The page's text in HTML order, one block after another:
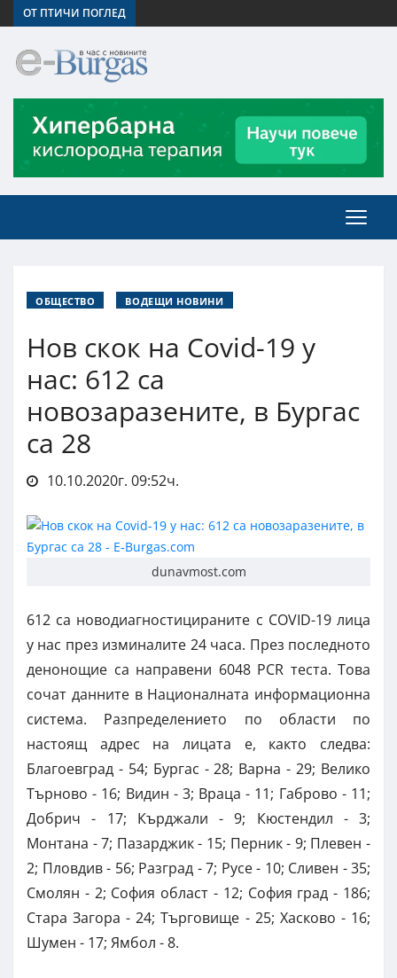
ОТ ПТИЧИ ПОГЛЕД
ОБЩЕСТВО ВОДЕЩИ НОВИНИ
Нов скок на Covid-19 у
нас: 612 са
новозаразените, в Бургас
са 28
10.10.2020г. 09:52ч.
dunavmost.com
612 са новодиагностицираните с COVID-19 лица
у нас през изминалите 24 часа. През последното
денонощие са направени 6048 PCR теста. Това
сочат данните в Националната информационна
система. Разпределението по области по
настоящ адрес на лицата е, както следва:
Благоевград - 54; Бургас - 28; Варна - 29; Велико
Търново - 16; Видин - 3; Враца - 11; Габрово - 11;
Добрич - 17; Кърджали - 9; Кюстендил - 3;
Монтана - 7; Пазарджик - 15; Перник - 9; Плевен -
2; Пловдив - 56; Разград - 7; Русе - 10; Сливен - 35;
Смолян - 2; София област - 12; София град - 186;
Стара Загора - 24; Търговище - 25; Хасково - 16;
Шумен - 17; Ямбол - 8.